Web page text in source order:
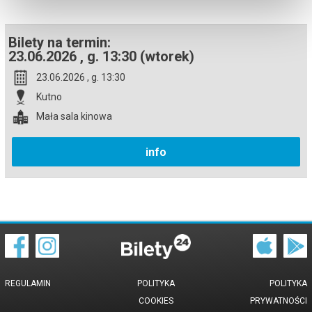
Bilety na termin:
23.06.2026 , g. 13:30 (wtorek)
23.06.2026 , g. 13:30
Kutno
Mała sala kinowa
info
REGULAMIN
POLITYKA
PRYWATNOŚCI
POLITYKA
COOKIES